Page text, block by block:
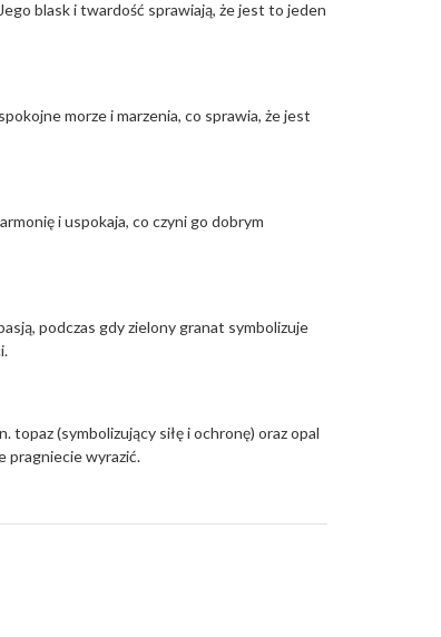
blask i twardość sprawiają, że jest to jeden
morze i marzenia, co sprawia, że jest
i uspokaja, co czyni go dobrym
podczas gdy zielony granat symbolizuje
(symbolizujący siłę i ochronę) oraz opal
pragniecie wyrazić.